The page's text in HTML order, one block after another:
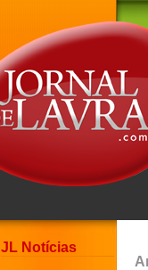
JL Notícias